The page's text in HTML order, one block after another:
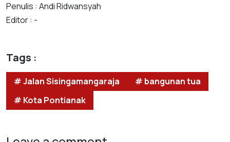
Penulis : Andi Ridwansyah
Editor : -
Tags :
# Jalan Sisingamangaraja
# bangunan tua
# Kota Pontianak